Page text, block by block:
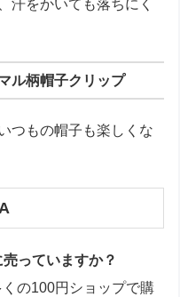
汗をかいても落ちにく
ル柄帽子クリップ
つもの帽子も楽しくな
っていますか？
の100円ショップで購